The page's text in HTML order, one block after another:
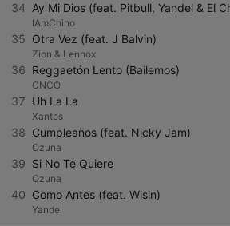
34 Ay Mi Dios (feat. Pitbull, Yandel & El
IAmChino
35 Otra Vez (feat. J Balvin)
Zion & Lennox
36 Reggaetón Lento (Bailemos)
CNCO
37 Uh La La
Xantos
38 Cumpleaños (feat. Nicky Jam)
Ozuna
39 Si No Te Quiere
Ozuna
40 Como Antes (feat. Wisin)
Yandel